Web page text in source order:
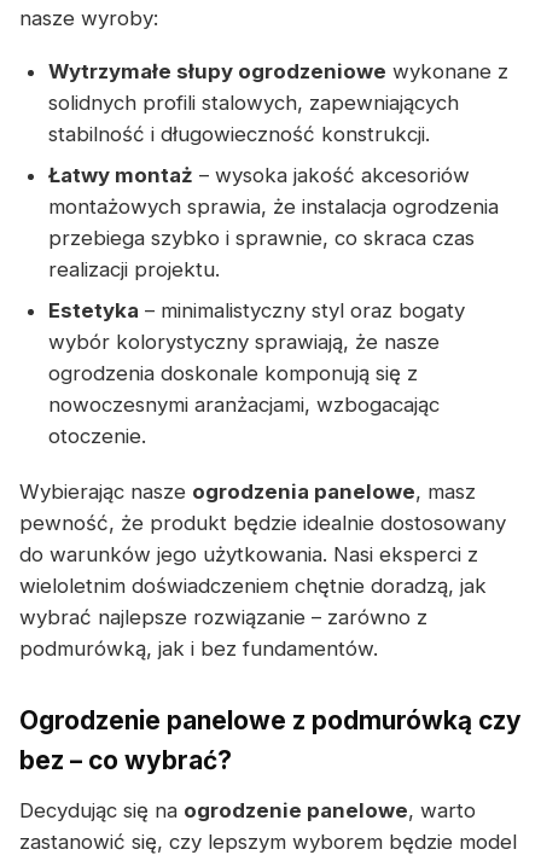
nasze wyroby:
Wytrzymałe słupy ogrodzeniowe wykonane z
solidnych profili stalowych, zapewniających
stabilność i długowieczność konstrukcji.
Łatwy montaż – wysoka jakość akcesoriów
montażowych sprawia, że instalacja ogrodzenia
przebiega szybko i sprawnie, co skraca czas
realizacji projektu.
Estetyka – minimalistyczny styl oraz bogaty
wybór kolorystyczny sprawiają, że nasze
ogrodzenia doskonale komponują się z
nowoczesnymi aranżacjami, wzbogacając
otoczenie.
Wybierając nasze ogrodzenia panelowe, masz
pewność, że produkt będzie idealnie dostosowany
do warunków jego użytkowania. Nasi eksperci z
wieloletnim doświadczeniem chętnie doradzą, jak
wybrać najlepsze rozwiązanie – zarówno z
podmurówką, jak i bez fundamentów.
Ogrodzenie panelowe z podmurówką czy
bez – co wybrać?
Decydując się na ogrodzenie panelowe, warto
zastanowić się, czy lepszym wyborem będzie model